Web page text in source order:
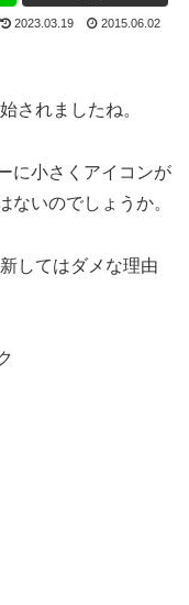
2023.03.19 2015.06.02
されましたね。
に小さくアイコンが
ないのでしょうか。
してはダメな理由